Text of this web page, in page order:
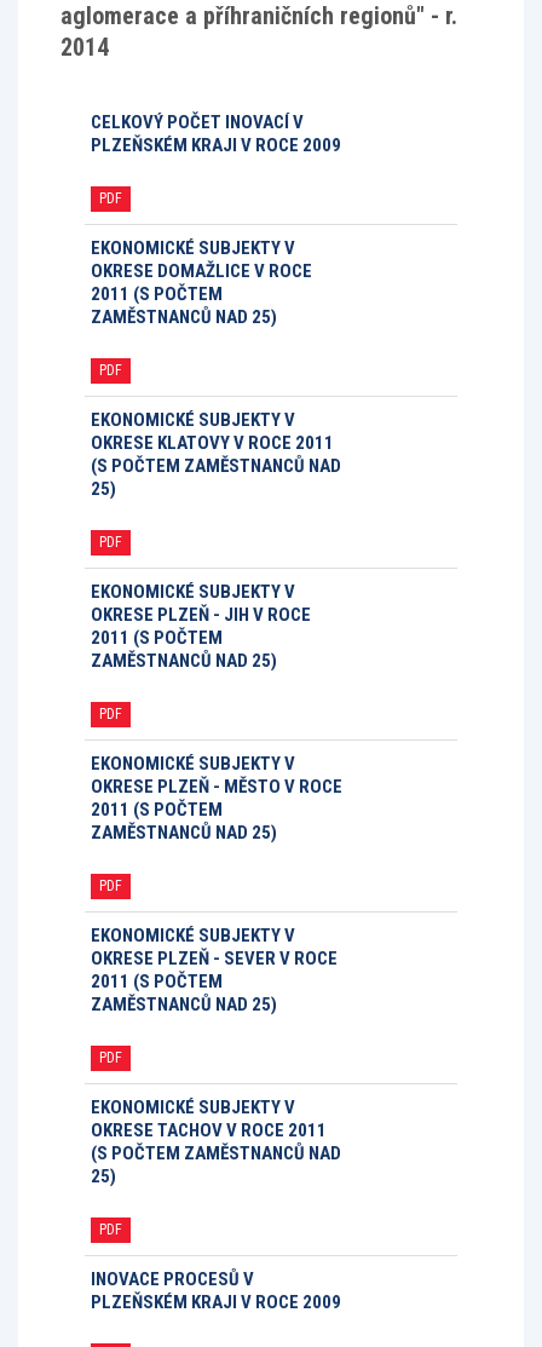
aglomerace a příhraničních regionů" - r.
2014
CELKOVÝ POČET INOVACÍ V
PLZEŇSKÉM KRAJI V ROCE 2009
PDF
EKONOMICKÉ SUBJEKTY V
OKRESE DOMAŽLICE V ROCE
2011 (S POČTEM
ZAMĚSTNANCŮ NAD 25)
PDF
EKONOMICKÉ SUBJEKTY V
OKRESE KLATOVY V ROCE 2011
(S POČTEM ZAMĚSTNANCŮ NAD
25)
PDF
EKONOMICKÉ SUBJEKTY V
OKRESE PLZEŇ - JIH V ROCE
2011 (S POČTEM
ZAMĚSTNANCŮ NAD 25)
PDF
EKONOMICKÉ SUBJEKTY V
OKRESE PLZEŇ - MĚSTO V ROCE
2011 (S POČTEM
ZAMĚSTNANCŮ NAD 25)
PDF
EKONOMICKÉ SUBJEKTY V
OKRESE PLZEŇ - SEVER V ROCE
2011 (S POČTEM
ZAMĚSTNANCŮ NAD 25)
PDF
EKONOMICKÉ SUBJEKTY V
OKRESE TACHOV V ROCE 2011
(S POČTEM ZAMĚSTNANCŮ NAD
25)
PDF
INOVACE PROCESŮ V
PLZEŇSKÉM KRAJI V ROCE 2009